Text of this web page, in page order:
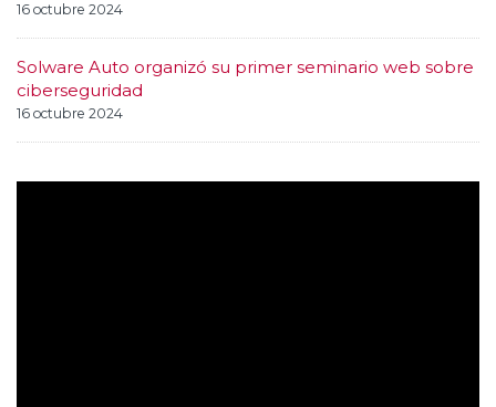
16 octubre 2024
Solware Auto organizó su primer seminario web sobre
ciberseguridad
16 octubre 2024